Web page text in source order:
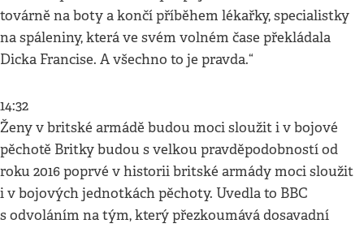
továrně na boty a končí příběhem lékařky, specialistky
na spáleniny, která ve svém volném čase překládala
Dicka Francise. A všechno to je pravda.“
14:32
Ženy v britské armádě budou moci sloužit i v bojové
pěchotě Britky budou s velkou pravděpodobností od
roku 2016 poprvé v historii britské armády moci sloužit
i v bojových jednotkách pěchoty. Uvedla to BBC
s odvoláním na tým, který přezkoumává dosavadní